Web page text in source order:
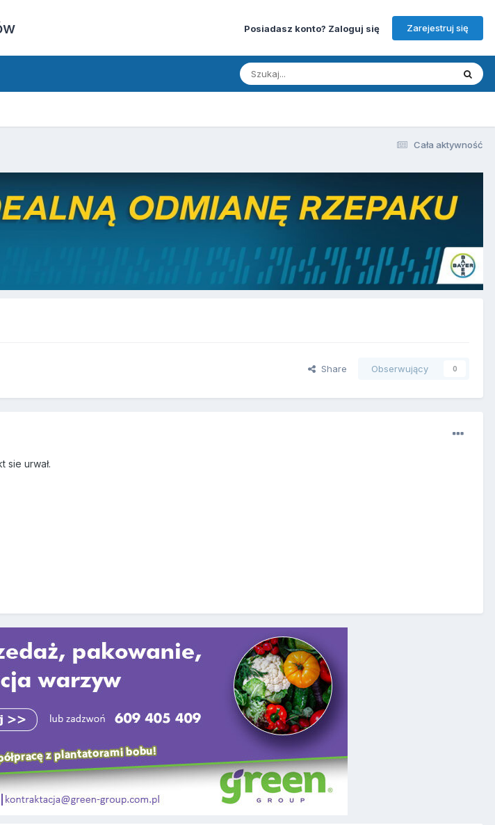
Posiadasz konto? Zaloguj się Zarejestruj się
Cała aktywność
Share Obserwujący 0
sie urwał.